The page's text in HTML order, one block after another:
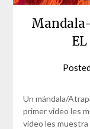
Un mándala/
primer video les
video les